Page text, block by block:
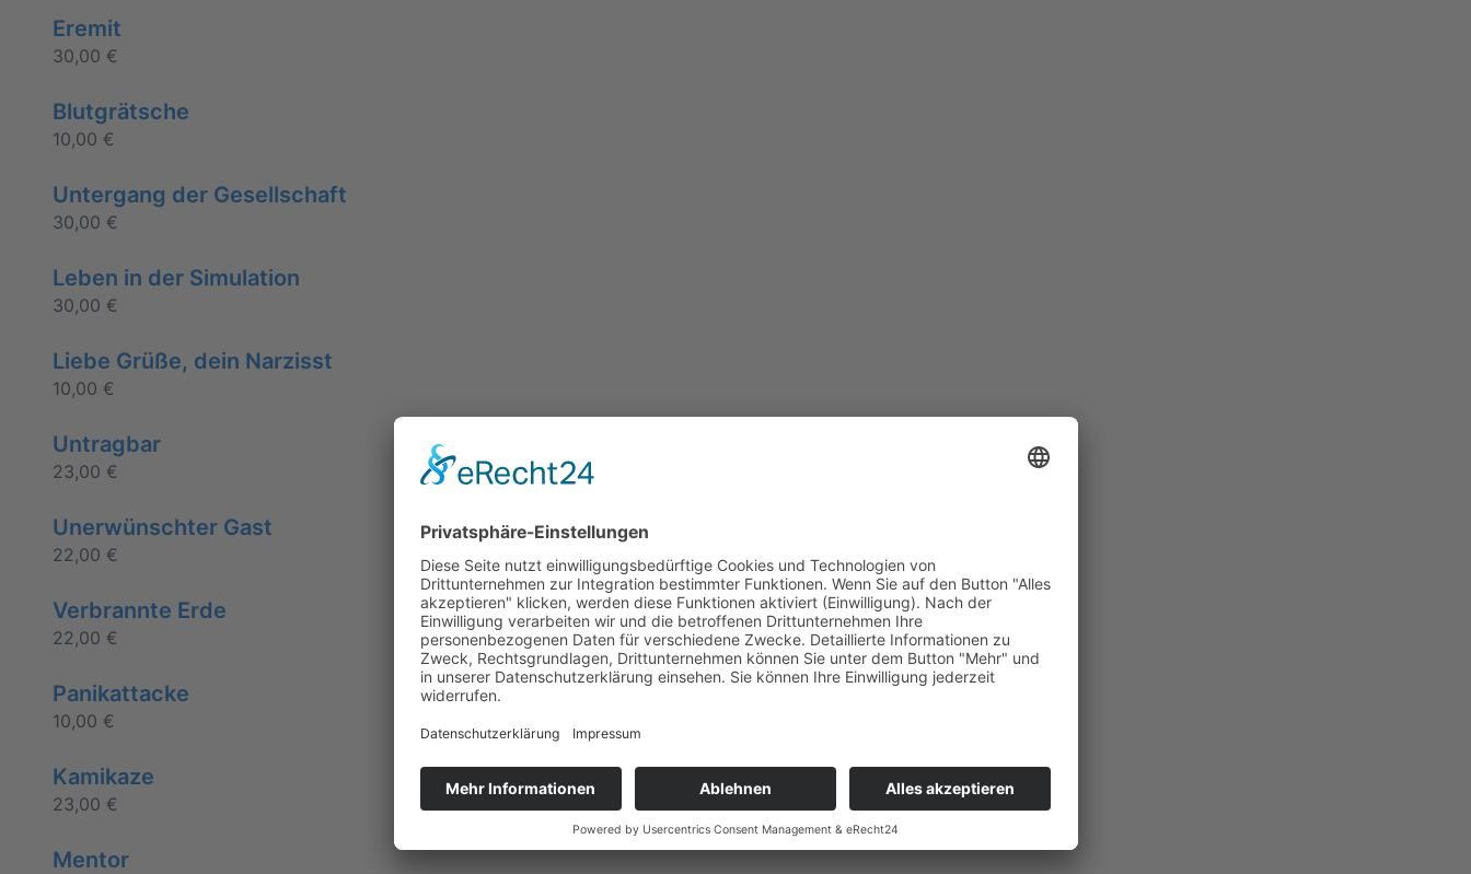
Eremit
30,00 €
Blutgrätsche
10,00 €
Untergang der Gesellschaft
30,00 €
Leben in der Simulation
30,00 €
Liebe Grüße, dein Narzisst
10,00 €
Untragbar
23,00 €
Unerwünschter Gast
22,00 €
Verbrannte Erde
22,00 €
Panikattacke
10,00 €
Kamikaze
23,00 €
Mentor